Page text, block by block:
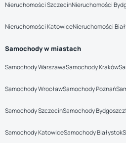
Nieruchomości SzczecinNieruchomości
Nieruchomości KatowiceNieruchomości
Samochody w miastach
Samochody WarszawaSamochody Kraków
Samochody WrocławSamochody Poznań
Samochody SzczecinSamochody Bydgoszcz
Samochody KatowiceSamochody Białystok